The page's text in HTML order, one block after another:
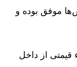
موفق بوده و
قیمتی از داخل